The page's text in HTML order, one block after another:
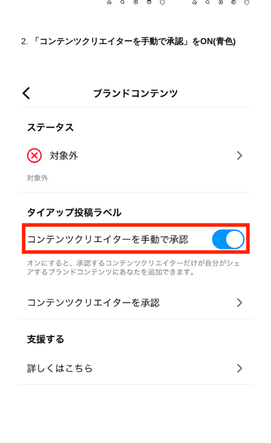
「コンテンツクリエイターを手動で承認」をON(青色)